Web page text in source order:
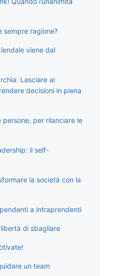
sempre ragione?
viene dal
Lasciare ai
decisioni in piena
per rilanciare le
il self-
la società con la
a intraprendenti
di sbagliare
un team